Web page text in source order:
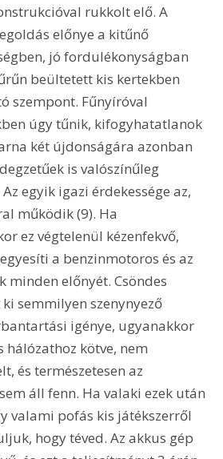
rukkolt elő. A
előnye a kitűnő
jó fordulékonyságban
beültetett kis kertekben
szempont. Fűnyíróval
úgy tűnik, kifogyhatatlanok
két újdonságára azonban
is valószínűleg
egyik igazi érdekessége az,
működik (9). Ha
ez végtelenül kézenfekvő,
a benzinmotoros és az
minden előnyét. Csöndes
semmilyen szenynyező
igénye, ugyanakkor
hálózathoz kötve, nem
és természetesen az
áll fenn. Ha valaki ezek után
valami pofás kis játékszerről
hogy téved. Az akkus gép